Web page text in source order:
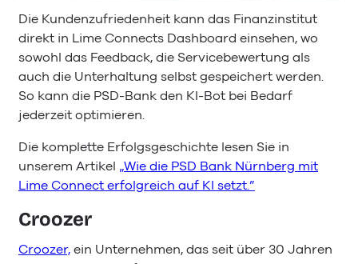
Die Kundenzufriedenheit kann das Finanzinstitut
direkt in Lime Connects Dashboard einsehen, wo
sowohl das Feedback, die Servicebewertung als
auch die Unterhaltung selbst gespeichert werden.
So kann die PSD-Bank den KI-Bot bei Bedarf
jederzeit optimieren.
Die komplette Erfolgsgeschichte lesen Sie in
unserem Artikel „Wie die PSD Bank Nürnberg mit
Lime Connect erfolgreich auf KI setzt.”
Croozer
Croozer,ein Unternehmen, das seit über 30 Jahren